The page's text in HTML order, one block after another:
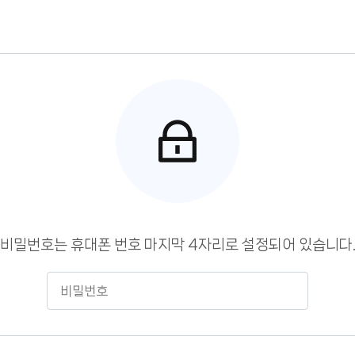
비밀번호는 휴대폰 번호 마지막 4자리로 설정되어 있습니다.
호